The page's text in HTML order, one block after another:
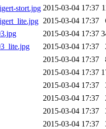
stort.jpg 2015-03-04 17:37
2015-03-04 17:37
2015-03-04 17:37
2015-03-04 17:37
2015-03-04 17:37
2015-03-04 17:37
2015-03-04 17:37
2015-03-04 17:37
2015-03-04 17:37
2015-03-04 17:37